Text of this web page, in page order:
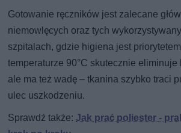
Gotowanie ręczników jest zalecane
niemowlęcych oraz tych
szpitalach, gdzie higiena jest
temperaturze 90°C skutecznie eliminuje
ale ma też wadę – tkanina szybko traci
ulec uszkodzeniu.
Sprawdź także: Jak prać poliester -